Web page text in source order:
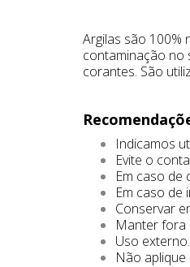
Argilas são 100%
contaminação no
corantes. São
Indicamos
Evite o
Em caso de
Em caso de
Conservar
Manter fora
Uso externo.
Não